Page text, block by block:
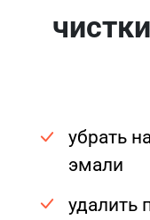
убрать
эмали
удалить